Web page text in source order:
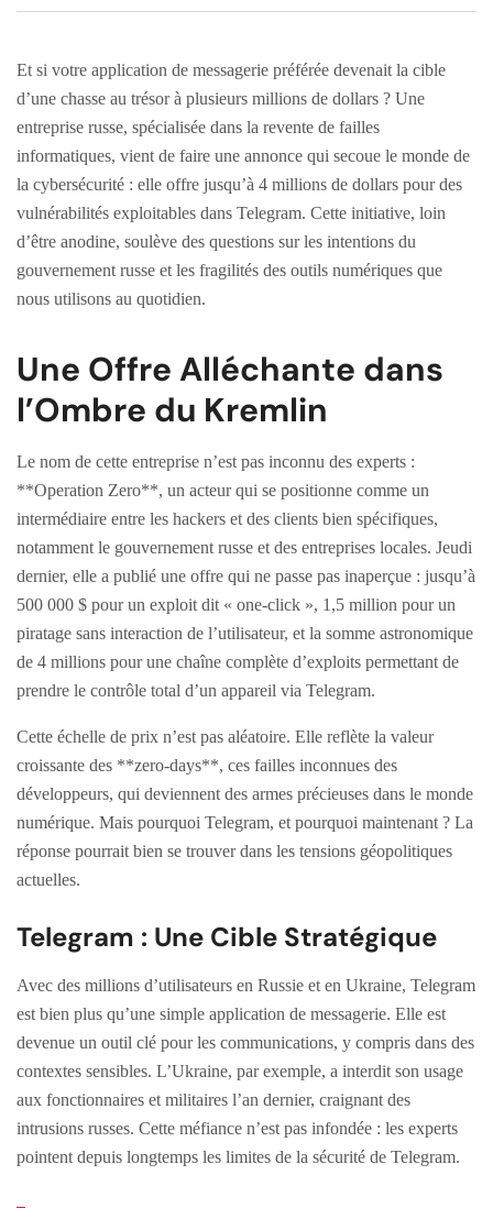
Et si votre application de messagerie préférée devenait la cible
d’une chasse au trésor à plusieurs millions de dollars ? Une
entreprise russe, spécialisée dans la revente de failles
informatiques, vient de faire une annonce qui secoue le monde de
la cybersécurité : elle offre jusqu’à 4 millions de dollars pour des
vulnérabilités exploitables dans Telegram. Cette initiative, loin
d’être anodine, soulève des questions sur les intentions du
gouvernement russe et les fragilités des outils numériques que
nous utilisons au quotidien.
Une Offre Alléchante dans
l’Ombre du Kremlin
Le nom de cette entreprise n’est pas inconnu des experts :
**Operation Zero**, un acteur qui se positionne comme un
intermédiaire entre les hackers et des clients bien spécifiques,
notamment le gouvernement russe et des entreprises locales. Jeudi
dernier, elle a publié une offre qui ne passe pas inaperçue : jusqu’à
500 000 $ pour un exploit dit « one-click », 1,5 million pour un
piratage sans interaction de l’utilisateur, et la somme astronomique
de 4 millions pour une chaîne complète d’exploits permettant de
prendre le contrôle total d’un appareil via Telegram.
Cette échelle de prix n’est pas aléatoire. Elle reflète la valeur
croissante des **zero-days**, ces failles inconnues des
développeurs, qui deviennent des armes précieuses dans le monde
numérique. Mais pourquoi Telegram, et pourquoi maintenant ? La
réponse pourrait bien se trouver dans les tensions géopolitiques
actuelles.
Telegram : Une Cible Stratégique
Avec des millions d’utilisateurs en Russie et en Ukraine, Telegram
est bien plus qu’une simple application de messagerie. Elle est
devenue un outil clé pour les communications, y compris dans des
contextes sensibles. L’Ukraine, par exemple, a interdit son usage
aux fonctionnaires et militaires l’an dernier, craignant des
intrusions russes. Cette méfiance n’est pas infondée : les experts
pointent depuis longtemps les limites de la sécurité de Telegram.